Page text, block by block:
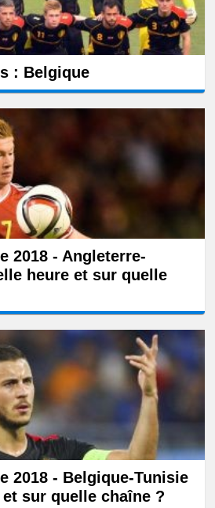
: Belgique
2018 - Angleterre-
heure et sur quelle
2018 - Belgique-Tunisie
sur quelle chaîne ?